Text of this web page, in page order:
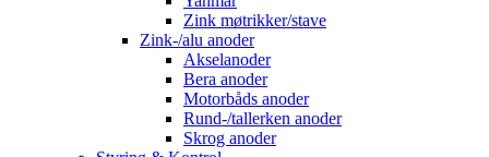
Zink møtrikker/stave
Zink-/alu anoder
Akselanoder
Bera anoder
Motorbåds anoder
Rund-/tallerken anoder
Skrog anoder